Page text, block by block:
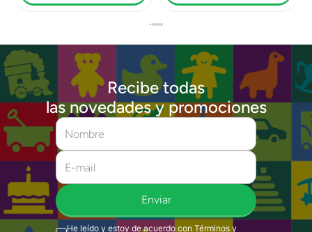
Recibe todas
las novedades y promociones
Enviar
He leído y estoy de acuerdo con Términos y